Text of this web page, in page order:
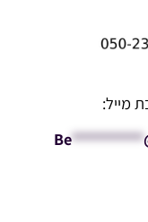
מייל:
Be**********